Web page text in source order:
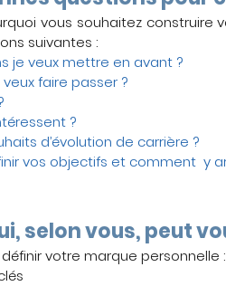
vous souhaitez construire
suivantes :
je veux mettre en avant ?
faire passer ?
?
d’évolution de carrière ?
vos objectifs et comment  y
selon vous, peut
votre marque personnelle :